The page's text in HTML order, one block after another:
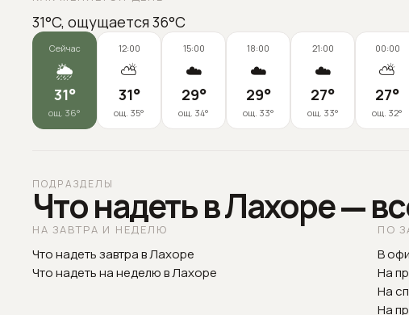
31°C, ощущается 36°C
Сейчас
🌦️
31°
ощ. 36°
12:00
⛅
31°
ощ. 35°
15:00
☁️
29°
ощ. 34°
18:00
☁️
29°
ощ. 33°
21:00
☁️
27°
ощ. 33°
00:00
⛅
27°
ощ. 32°
ПОДРАЗДЕЛЫ
Что надеть в Лахоре —
НА ЗАВТРА И НЕДЕЛЮ
Что надеть завтра в Лахоре
Что надеть на неделю в Лахоре
ПО
В
На
На
На